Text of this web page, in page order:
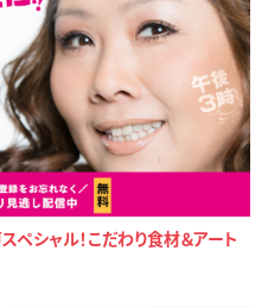
ペシャル！こだわり食材＆アート